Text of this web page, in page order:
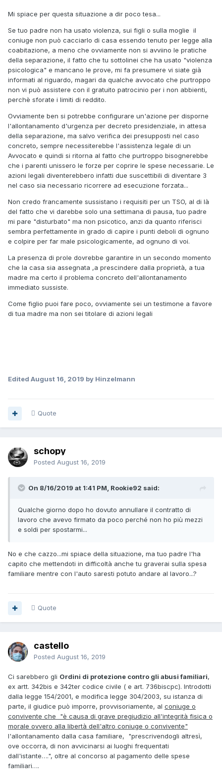
Mi spiace per questa situazione a dir poco tesa...
Se tuo padre non ha usato violenza, sui figli o sulla moglie il
coniuge non può cacciarlo di casa essendo tenuto per legge alla
coabitazione, a meno che ovviamente non si avviino le pratiche
della separazione, il fatto che tu sottolinei che ha usato "violenza
psicologica" e mancano le prove, mi fa presumere vi siate già
informati al riguardo, magari da qualche avvocato che purtroppo
non vi può assistere con il gratuito patrocinio per i non abbienti,
perchè sforate i limiti di reddito.
Ovviamente ben si potrebbe configurare un'azione per disporne
l'allontanamento d'urgenza per decreto presidenziale, in attesa
della separazione, ma salvo verifica dei presupposti nel caso
concreto, sempre necessiterebbe l'assistenza legale di un
Avvocato e quindi si ritorna al fatto che purtroppo bisognerebbe
che i parenti unissero le forze per coprire le spese necessarie. Le
azioni legali diventerebbero infatti due suscettibili di diventare 3
nel caso sia necessario ricorrere ad esecuzione forzata...
Non credo francamente sussistano i requisiti per un TSO, al di là
del fatto che vi darebbe solo una settimana di pausa, tuo padre
mi pare "disturbato" ma non psicotico, anzi da quanto riferisci
sembra perfettamente in grado di capire i punti deboli di ognuno
e colpire per far male psicologicamente, ad ognuno di voi.
La presenza di prole dovrebbe garantire in un secondo momento
che la casa sia assegnata ,a prescindere dalla proprietà, a tua
madre ma certo il problema concreto dell'allontanamento
immediato sussiste.
Come figlio puoi fare poco, ovviamente sei un testimone a favore
di tua madre ma non sei titolare di azioni legali
Edited August 16, 2019 by Hinzelmann
Quote
schopy
Posted August 16, 2019
On 8/16/2019 at 1:41 PM, Rookie92 said:
Qualche giorno dopo ho dovuto annullare il contratto di
lavoro che avevo firmato da poco perché non ho più mezzi
e soldi per spostarmi...
No e che cazzo...mi spiace della situazione, ma tuo padre l'ha
capito che mettendoti in difficoltà anche tu graverai sulla spesa
familiare mentre con l'auto saresti potuto andare al lavoro...?
Quote
castello
Posted August 16, 2019
Ci sarebbero gli Ordini di protezione contro gli abusi familiari,
ex artt. 342bis e 342ter codice civile ( e art. 736biscpc). Introdotti
dalla legge 154/2001, e modifica legge 304/2003, su istanza di
parte, il giudice può imporre, provvisoriamente, al coniuge o
convivente che "è causa di grave pregiudizio all'integrità fisica o
morale ovvero alla libertà dell'altro coniuge o convivente"
l'allontanamento dalla casa familiare, "prescrivendogli altresì,
ove occorra, di non avvicinarsi ai luoghi frequentati
dall'istante….", oltre al concorso al pagamento delle spese
familiari….